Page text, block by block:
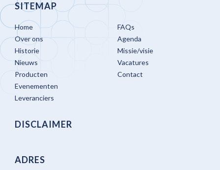
SITEMAP
Home
Over ons
Historie
Nieuws
Producten
Evenementen
Leveranciers
FAQs
Agenda
Missie/visie
Vacatures
Contact
DISCLAIMER
ADRES